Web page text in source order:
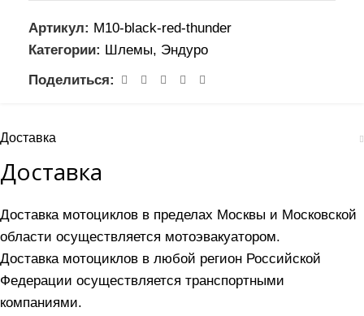
Артикул: M10-black-red-thunder
Категории: Шлемы, Эндуро
Поделиться:
Доставка
Доставка
Доставка мотоциклов в пределах Москвы и Московской
области осуществляется мотоэвакуатором.
Доставка мотоциклов в любой регион Российской
Федерации осуществляется транспортными
компаниями.